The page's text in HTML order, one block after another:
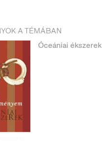
A TÉMÁBAN
Óceániai ékszerek